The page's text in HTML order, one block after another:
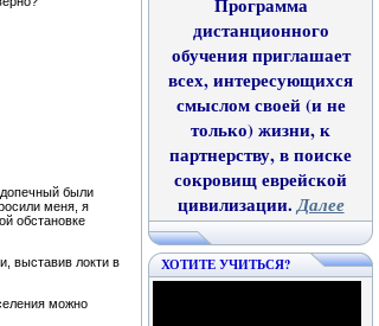
были
меня, я
обстановке
выставив локти в
можно
Программа
дистанционного
обучения приглашает
всех, интересующихся
смыслом своей (и не
только) жизни, к
партнерству, в поиске
сокровищ еврейской
цивилизации.Далее
ХОТИТЕ УЧИТЬСЯ?